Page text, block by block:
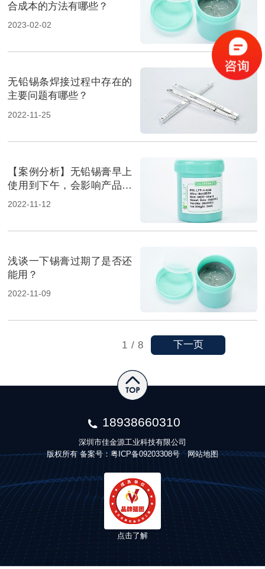
合成本的方法有哪些？
2023-02-02
无铅锡条焊接过程中存在的
主要问题有哪些？
2022-11-25
【案例分析】无铅锡膏早上
使用到下午，会影响产品质
量吗？
2022-11-12
浅谈一下锡膏过期了是否还
能用？
2022-11-09
1 / 8 下一页
18938660310
深圳市佳金源工业科技有限公司
版权所有 备案号：粤ICP备09203308号 网站地图
点击了解